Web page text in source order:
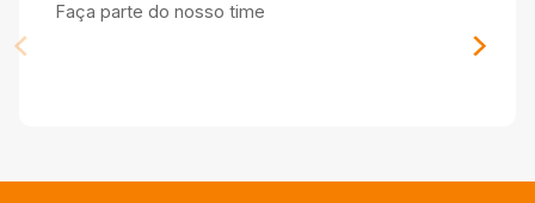
Faça parte do nosso time